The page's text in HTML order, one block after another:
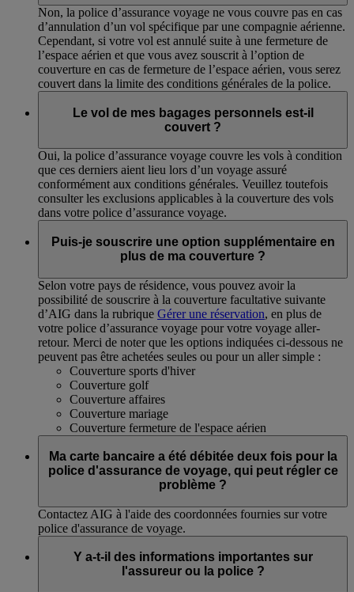
Non, la police d’assurance voyage ne vous couvre pas en cas
d’annulation d’un vol spécifique par une compagnie aérienne.
Cependant, si votre vol est annulé suite à une fermeture de
l’espace aérien et que vous avez souscrit à l’option de
couverture en cas de fermeture de l’espace aérien, vous serez
couvert dans la limite des conditions générales de la police.
Le vol de mes bagages personnels est-il
couvert ?
Oui, la police d’assurance voyage couvre les vols à condition
que ces derniers aient lieu lors d’un voyage assuré
conformément aux conditions générales. Veuillez toutefois
consulter les exclusions applicables à la couverture des vols
dans votre police d’assurance voyage.
Puis-je souscrire une option supplémentaire en
plus de ma couverture ?
Selon votre pays de résidence, vous pouvez avoir la
possibilité de souscrire à la couverture facultative suivante
d’AIG dans la rubrique Gérer une réservation, en plus de
votre police d’assurance voyage pour votre voyage aller-
retour. Merci de noter que les options indiquées ci-dessous ne
peuvent pas être achetées seules ou pour un aller simple :
Couverture sports d'hiver
Couverture golf
Couverture affaires
Couverture mariage
Couverture fermeture de l'espace aérien
Ma carte bancaire a été débitée deux fois pour la
police d'assurance de voyage, qui peut régler ce
problème ?
Contactez AIG à l'aide des coordonnées fournies sur votre
police d'assurance de voyage.
Y a-t-il des informations importantes sur
l'assureur ou la police ?